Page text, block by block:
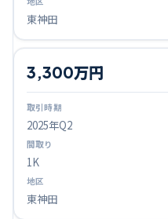
東神田
2025年Q2
3,300万円
1K
東神田